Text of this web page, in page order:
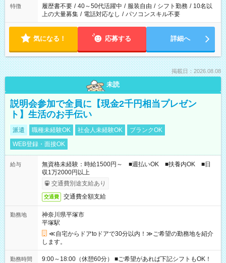
合は応募できません。
特徴 履歴書不要 / 40～50代活躍中 / 服装自由 / シフト勤務 / 10名以
上の大量募集 / 電話対応なし / パソコンスキル不要
気になる！ 応募する 詳細へ
掲載日：2026.08.08
未読
説明会参加で全員に【現金2千円相当プレゼン
ト】生活のお手伝い
派遣 職種未経験OK 社会人未経験OK
ブランクOK
WEB登録・面接OK
給与
無資格未経験：時給1500円～ ■週払いOK ■扶養内OK ■日
収1万2000円以上
交通費別途支給あり
交通費 交通費全額支給
勤務地
神奈川県平塚市
平塚駅
≪自宅からドアtoドアで30分以内！≫ご希望の勤務地を紹介
します。
勤務時間
9:00～18:00（休憩60分） ■ご希望があれば下記シフトもOK！